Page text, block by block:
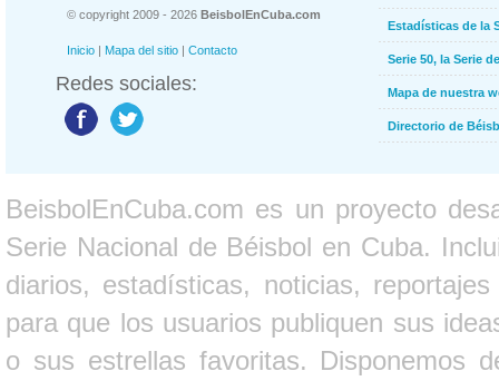
© copyright 2009 - 2026 BeisbolEnCuba.com
Inicio | Mapa del sitio | Contacto
Redes sociales:
Estadísticas de la
Serie 50, la Serie
Mapa de nuestra
Directorio de
BeisbolEnCuba.com es un proyecto
Serie Nacional de Béisbol en Cuba.
diarios, estadísticas, noticias,
para que los usuarios publiquen sus
o sus estrellas favoritas. Disponemos